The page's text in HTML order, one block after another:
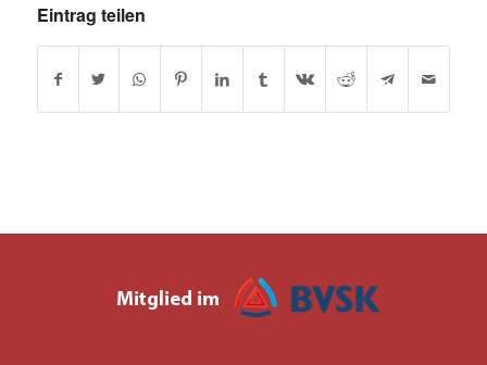
Eintrag teilen